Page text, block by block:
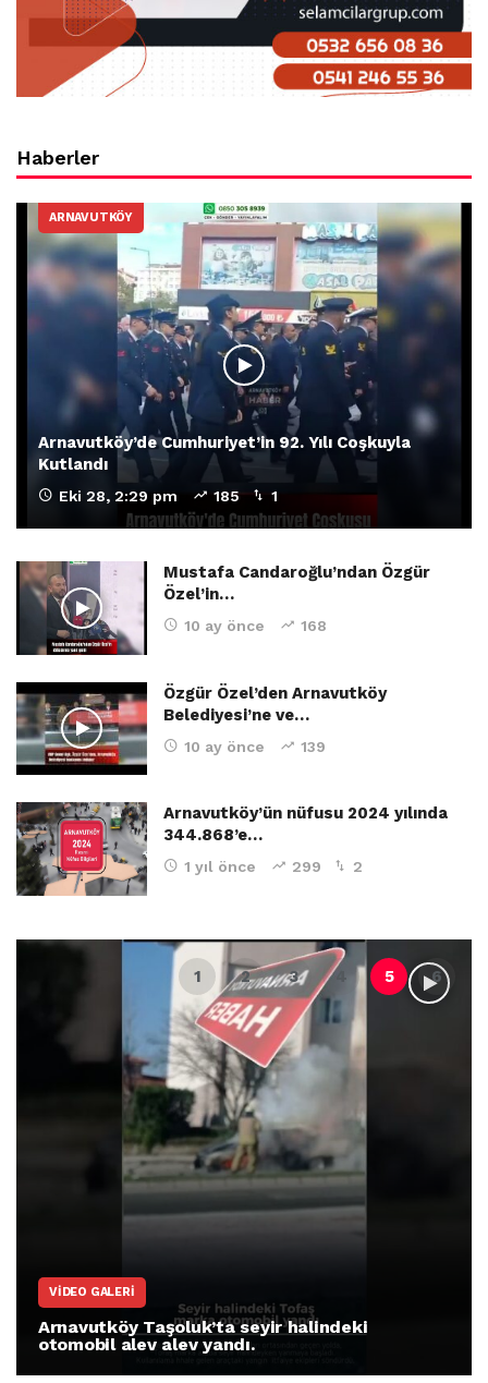
Haberler
ARNAVUTKÖY
Arnavutköy’de Cumhuriyet’in 92. Yılı Coşkuyla
Kutlandı
Eki 28, 2:29 pm 185 1
Mustafa Candaroğlu’ndan Özgür
Özel’in…
10 ay önce 168
Özgür Özel’den Arnavutköy
Belediyesi’ne ve…
10 ay önce 139
Arnavutköy’ün nüfusu 2024 yılında
344.868’e…
1 yıl önce 299 2
VIDEO GALERI
Arnavutköy Taşoluk’ta seyir halindeki
otomobil alev alev yandı.